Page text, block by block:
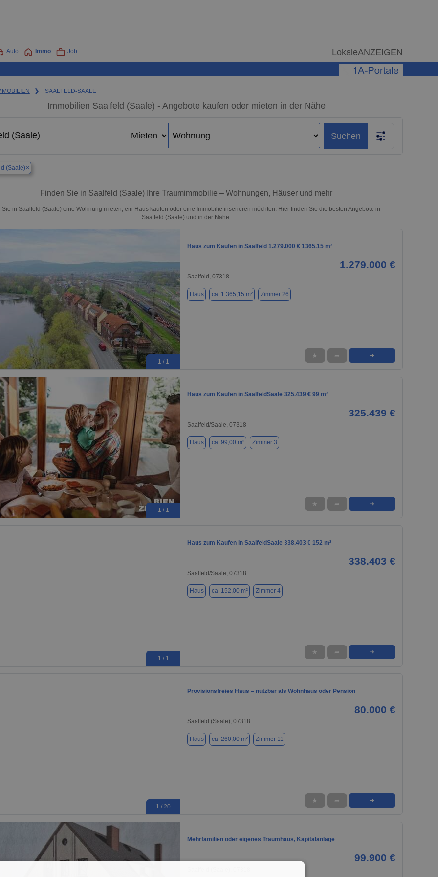
Auto Immo Job LokaleANZEIGEN
❯ SAALFELD-SAALE
Immobilien Saalfeld (Saale) - Angebote kaufen oder mieten in der Nähe
Suchen
(Saale)×
Finden Sie in Saalfeld (Saale) Ihre Traumimmobilie – Wohnungen, Häuser und mehr
Sie in Saalfeld (Saale) eine Wohnung mieten, ein Haus kaufen oder eine Immobilie inserieren möchten: Hier finden Sie die besten Angebote in
Saalfeld (Saale) und in der Nähe.
1 / 1
Haus zum Kaufen in Saalfeld 1.279.000 € 1365.15 m²
1.279.000 €
Saalfeld, 07318
Haus ca. 1.365,15 m² Zimmer 26
★ ➦ ➜
1 / 1
Haus zum Kaufen in SaalfeldSaale 325.439 € 99 m²
325.439 €
Saalfeld/Saale, 07318
Haus ca. 99,00 m² Zimmer 3
★ ➦ ➜
1 / 1
Haus zum Kaufen in SaalfeldSaale 338.403 € 152 m²
338.403 €
Saalfeld/Saale, 07318
Haus ca. 152,00 m² Zimmer 4
★ ➦ ➜
1 / 20
Provisionsfreies Haus – nutzbar als Wohnhaus oder Pension
80.000 €
Saalfeld (Saale), 07318
Haus ca. 260,00 m² Zimmer 11
★ ➦ ➜
Mehrfamilien oder eigenes Traumhaus, Kapitalanlage
99.900 €